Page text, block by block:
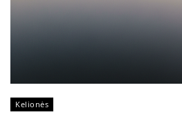
Kelionės